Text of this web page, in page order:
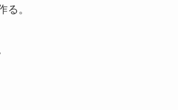
る。